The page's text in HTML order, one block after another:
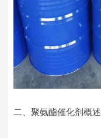
二、聚氨酯催化剂概述